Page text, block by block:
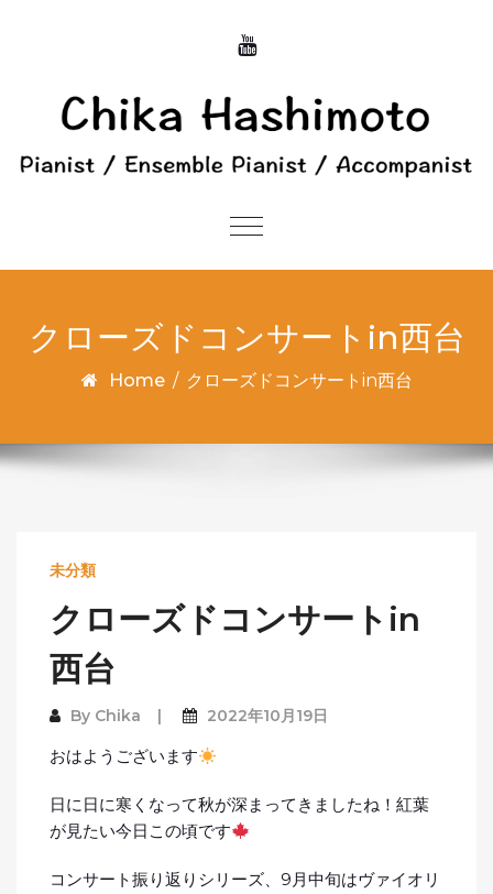
Toggle
クローズドコンサートin西台
Home / クローズドコンサートin西台
未分類
クローズドコンサートin
西台
By Chika 2022年10月19日
おはようございます
日に日に寒くなって秋が深まってきましたね！紅葉
が見たい今日この頃です
コンサート振り返りシリーズ、9月中旬はヴァイオリ